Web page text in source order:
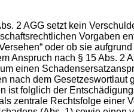
setzt kein
Vorgaben
oder ob sie
Anspruch nach § 15 Abs.
einen
nach dem
ist folglich der
zentrale Rechtsfolge